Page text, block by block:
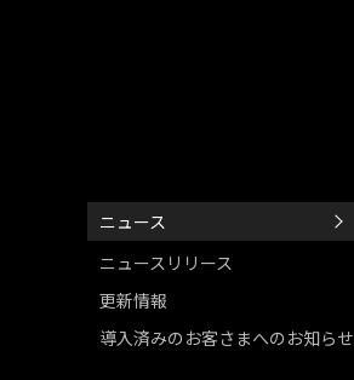
ニュース
ニュースリリース
更新情報
導入済みのお客さまへのお知らせ